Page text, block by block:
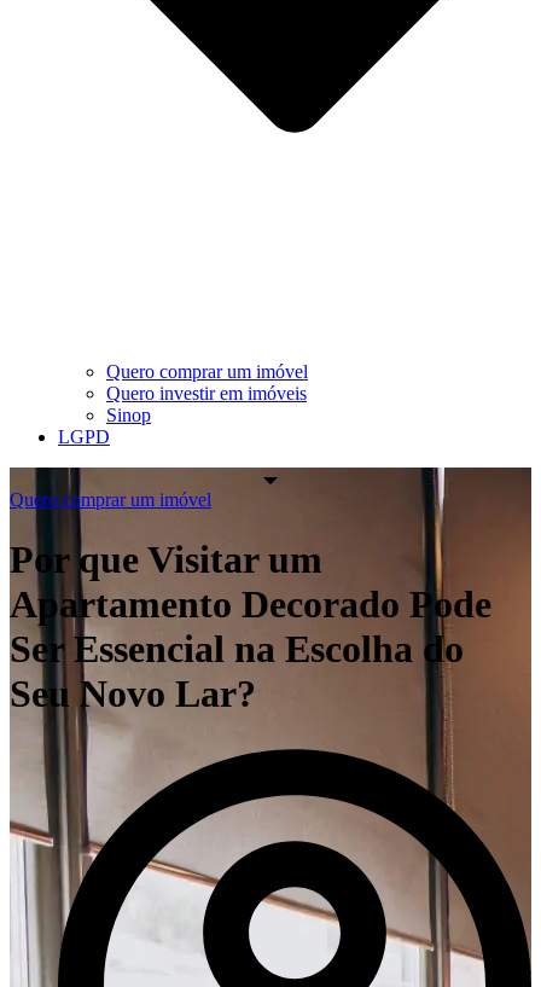
Quero comprar um imóvel
Quero investir em imóveis
Sinop
LGPD
Quero comprar um imóvel
Por que Visitar um
Apartamento Decorado Pode
Ser Essencial na Escolha do
Seu Novo Lar?